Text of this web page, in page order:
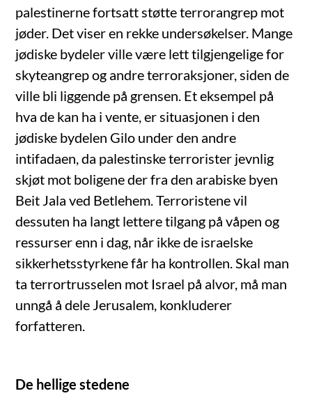
palestinerne fortsatt støtte terrorangrep mot
jøder. Det viser en rekke undersøkelser. Mange
jødiske bydeler ville være lett tilgjengelige for
skyteangrep og andre terroraksjoner, siden de
ville bli liggende på grensen. Et eksempel på
hva de kan ha i vente, er situasjonen i den
jødiske bydelen Gilo under den andre
intifadaen, da palestinske terrorister jevnlig
skjøt mot boligene der fra den arabiske byen
Beit Jala ved Betlehem. Terroristene vil
dessuten ha langt lettere tilgang på våpen og
ressurser enn i dag, når ikke de israelske
sikkerhetsstyrkene får ha kontrollen. Skal man
ta terrortrusselen mot Israel på alvor, må man
unngå å dele Jerusalem, konkluderer
forfatteren.
De hellige stedene